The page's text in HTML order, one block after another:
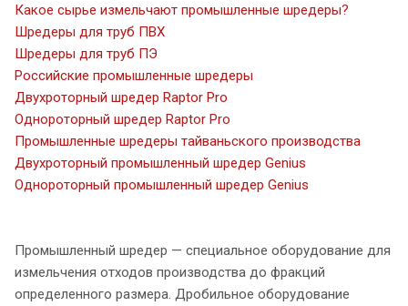
Какое сырье измельчают промышленные шредеры?
Шредеры для труб ПВХ
Шредеры для труб ПЭ
Российские промышленные шредеры
Двухроторный шредер Raptor Pro
Однороторный шредер Raptor Pro
Промышленные шредеры тайваньского производства
Двухроторный промышленный шредер Genius
Однороторный промышленный шредер Genius
Промышленный шредер — специальное оборудование для
измельчения отходов производства до фракций
определенного размера. Дробильное оборудование